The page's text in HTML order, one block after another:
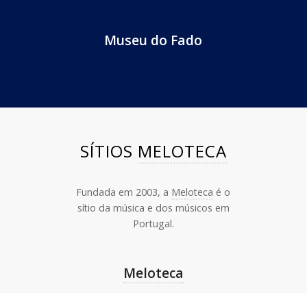
Museu do Fado
SÍTIOS MELOTECA
Fundada em 2003, a Meloteca é o
sítio da música e dos músicos em
Portugal.
Meloteca